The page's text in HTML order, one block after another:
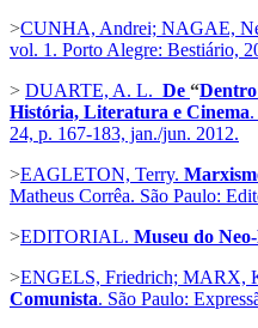
>CUNHA, Andrei; NAGAE,
vol. 1. Porto Alegre: Bestiário,
> DUARTE, A. L. De “
História, Literatura e Cinema
24, p. 167-183, jan./jun. 2012.
>EAGLETON, Terry.
Matheus Corrêa. São Paulo:
>EDITORIAL. Museu do
>ENGELS, Friedrich; MARX,
Comunista. São Paulo: